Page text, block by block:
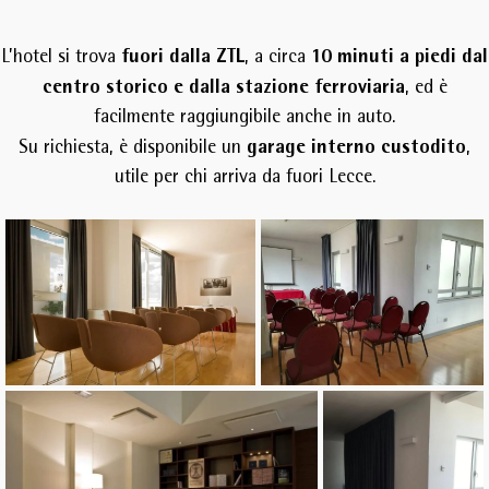
L’hotel si trova fuori dalla ZTL, a circa 10 minuti a piedi dal
centro storico e dalla stazione ferroviaria, ed è
facilmente raggiungibile anche in auto.
Su richiesta, è disponibile un garage interno custodito,
utile per chi arriva da fuori Lecce.